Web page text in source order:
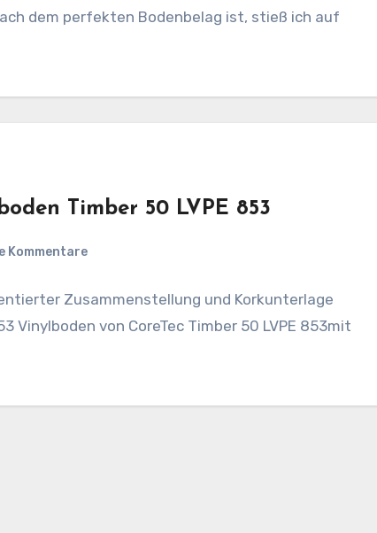
dem perfekten Bodenbelag ist, stieß ich auf
Timber 50 LVPE 853
Kommentare
Zusammenstellung und Korkunterlage
Vinylboden von CoreTec Timber 50 LVPE 853mit